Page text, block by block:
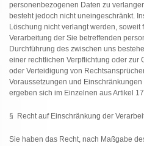
personenbezogenen Daten zu
besteht jedoch nicht uneingeschränkt.
Löschung nicht verlangt werden, soweit
Verarbeitung der Sie betreffenden
Durchführung des zwischen uns
einer rechtlichen Verpflichtung oder zur
oder Verteidigung von
Voraussetzungen und
ergeben sich im Einzelnen aus Artikel
§ Recht auf Einschränkung der
Sie haben das Recht, nach Maßgabe